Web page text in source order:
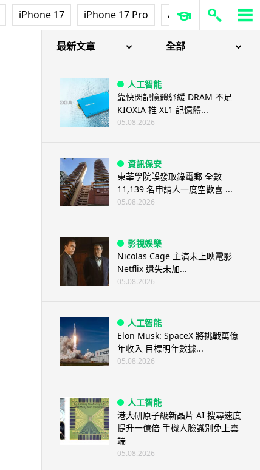
iPhone 17 iPhone 17 Pro AirPods Pro 3
最新文章 全部
人工智能
靠快閃記憶體紓緩 DRAM 不足
KIOXIA 推 XL1 記憶體...
05.08.2026
資訊保安
東華學院誤發取錄電郵 全數
11,139 名申請人一度空歡喜 ...
05.08.2026
影視娛樂
Nicolas Cage 主演未上映電影
Netflix 遺失未加...
05.08.2026
人工智能
Elon Musk: SpaceX 將挑戰萬億
年收入 目標明年數據...
05.08.2026
人工智能
港大研原子級新晶片 AI 搜尋速度
提升一億倍 手機人臉識別免上雲
端
05.08.2026